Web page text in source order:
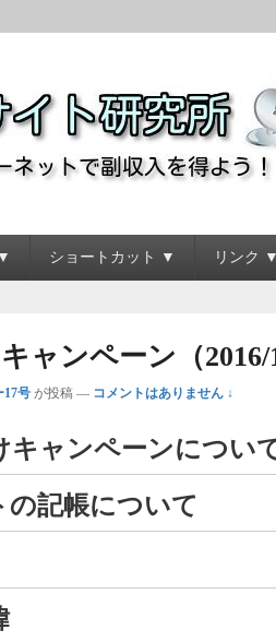
研究所
ショートカット ▼ リンク ▼
ャンペーン（2016/
17号 が投稿 — コメントはありません ↓
ャンペーンについ
記帳について